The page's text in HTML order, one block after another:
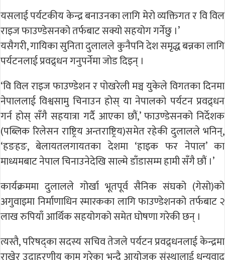
यसलाई पर्यटकीय केन्द्र बनाउनका लागि मेरो व्यक्तिगत र वि विल
राइज फाउण्डेसनको तर्फबाट सक्यो सहयोग गर्नेछु ।’
यसैगरी, गायिका सुनिता दुलालले कुनैपनि देश समृद्ध बन्नका लागि
पर्यटनलाई प्रवद्र्धन गनुपर्नेमा जोड दिइन् ।
‘वि विल राइज फाउण्डेशन र पोखरेली मञ्च युकेले विगतका दिनमा
नेपाललाई विश्वसामु चिनाउन होस् या नेपालको पर्यटन प्रवद्र्धन
गर्न होस् सँगै सहयात्रा गर्दै आएका छौं,’ फाउण्डेसनको निर्देशक
(पब्लिक रिलेसन राष्ट्रिय अन्तराष्ट्रिय)समेत रहेकी दुलालले भनिन्,
‘हङहङ, बेलायतलगायतका देशमा ‘हाइक फर नेपाल’ का
माध्यमबाट नेपाल चिनाउनेदेखि साल्मे डाँडासम्म हामी सँगै छौं ।’
कार्यक्रममा दुलालले गोर्खा भूतपूर्व सैनिक संघको (गेसो)को
अगुवाइमा निर्माणाधिन स्मारकका लागि फाउण्डेशनको तर्फबाट २
लाख रुपियाँ आर्थिक सहयोगको समेत घोषणा गरेकी छन् ।
त्यस्तै, परिषद्का सदस्य सचिव तेजले पर्यटन प्रवद्र्धनलाई केन्द्रमा